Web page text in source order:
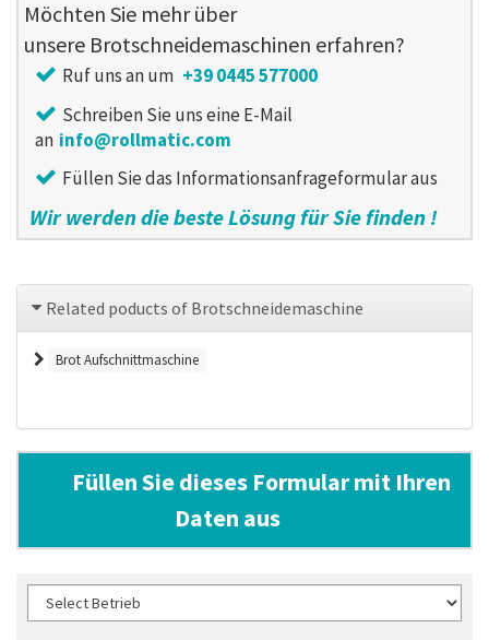
Möchten Sie mehr über
unsere Brotschneidemaschinen erfahren?
Ruf uns an um +39 0445 577000
Schreiben Sie uns eine E-Mail
an info@rollmatic.com
Füllen Sie das Informationsanfrageformular aus
Wir werden die beste Lösung für Sie finden !
Related poducts of Brotschneidemaschine
Brot Aufschnittmaschine
Füllen Sie dieses Formular mit Ihren
Daten aus